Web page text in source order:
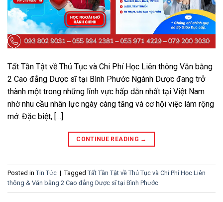
Tất Tần Tật về Thủ Tục và Chi Phí Học Liên thông Văn bằng
2 Cao đẳng Dược sĩ tại Bình Phước Ngành Dược đang trở
thành một trong những lĩnh vực hấp dẫn nhất tại Việt Nam
nhờ nhu cầu nhân lực ngày càng tăng và cơ hội việc làm rộng
mở. Đặc biệt, […]
CONTINUE READING →
Posted in Tin Tức | Tagged Tất Tần Tật về Thủ Tục và Chi Phí Học Liên
thông & Văn bằng 2 Cao đẳng Dược sĩ tại Bình Phước